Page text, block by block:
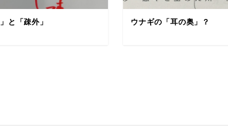
と「疎外」 ウナギの「耳の奥」？